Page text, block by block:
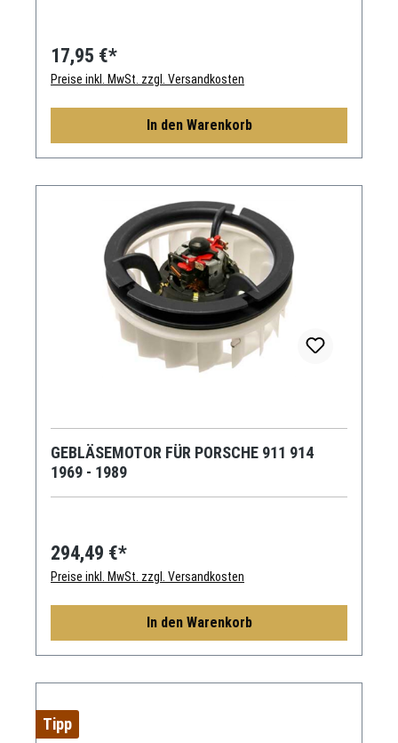
17,95 €*
Preise inkl. MwSt. zzgl. Versandkosten
In den Warenkorb
GEBLÄSEMOTOR FÜR PORSCHE 911 914
1969 - 1989
294,49 €*
Preise inkl. MwSt. zzgl. Versandkosten
In den Warenkorb
Tipp